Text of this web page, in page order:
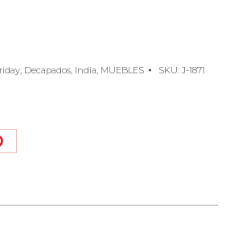
, Decapados, India, MUEBLES SKU: J-1871